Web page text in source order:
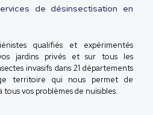
de désinsectisation en
qualifiés et expérimentés
jardins privés et sur tous les
invasifs dans 21 départements
territoire qui nous permet de
vos problèmes de nuisibles.